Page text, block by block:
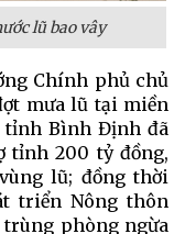
lũ bao vây
Chính phủ chủ
mưa lũ tại miền
tỉnh Bình Định đã
tỉnh 200 tỷ đồng,
lũ; đồng thời
triển Nông thôn
trùng phòng ngừa